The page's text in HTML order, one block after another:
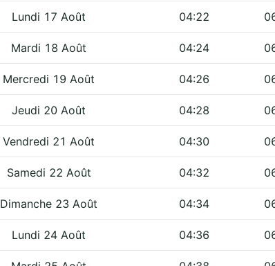
Lundi 17 Août 04:22
Mardi 18 Août 04:24
Mercredi 19 Août 04:26
Jeudi 20 Août 04:28
Vendredi 21 Août 04:30
Samedi 22 Août 04:32
Dimanche 23 Août 04:34
Lundi 24 Août 04:36